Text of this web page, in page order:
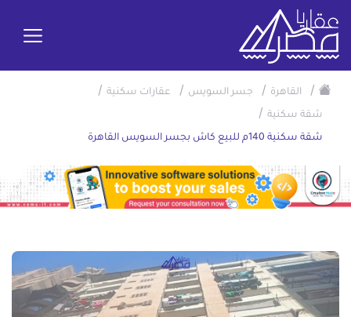
/ القاهرة / جسر السويس / عقارات سكنية /
شقة سكنية /
شقة سكنية 140م للبيع كاش بجسر السويس القاهرة